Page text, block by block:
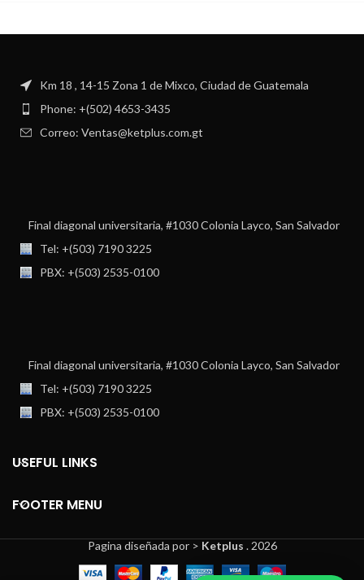
Km 18 , 14-15 Zona 1 de Mixco, Ciudad de Guatemala
Phone: +(502) 4653-3435
Correo: Ventas@ketplus.com.gt
Final diagonal universitaria, #1030 Colonia Layco, San Salvador
Tel: +(503) 7190 3225
PBX: +(503) 2535-0100
Final diagonal universitaria, #1030 Colonia Layco, San Salvador
Tel: +(503) 7190 3225
PBX: +(503) 2535-0100
USEFUL LINKS
FOOTER MENU
Pagina diseñada por > Ketplus . 2026